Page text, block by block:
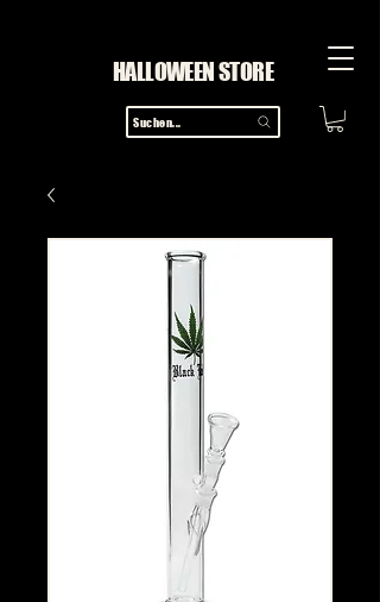
HALLOWEEN STORE
Suchen...